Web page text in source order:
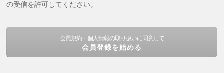
の受信を許可してください。
会員規約・個人情報の取り扱いに同意して
会員登録を始める